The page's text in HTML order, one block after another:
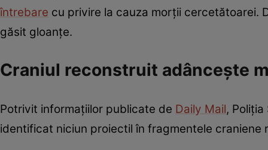
întrebare cu privire la cauza morții cercetătoarei.
găsit gloanțe.
Craniul reconstruit adâncește
Potrivit informațiilor publicate de Daily Mail,
identificat niciun proiectil în fragmentele craniene